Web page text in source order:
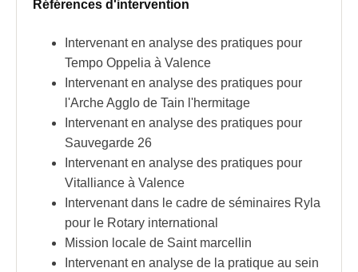
Références d'intervention
Intervenant en analyse des pratiques pour
Tempo Oppelia à Valence
Intervenant en analyse des pratiques pour
l'Arche Agglo de Tain l'hermitage
Intervenant en analyse des pratiques pour
Sauvegarde 26
Intervenant en analyse des pratiques pour
Vitalliance à Valence
Intervenant dans le cadre de séminaires Ryla
pour le Rotary international
Mission locale de Saint marcellin
Intervenant en analyse de la pratique au sein